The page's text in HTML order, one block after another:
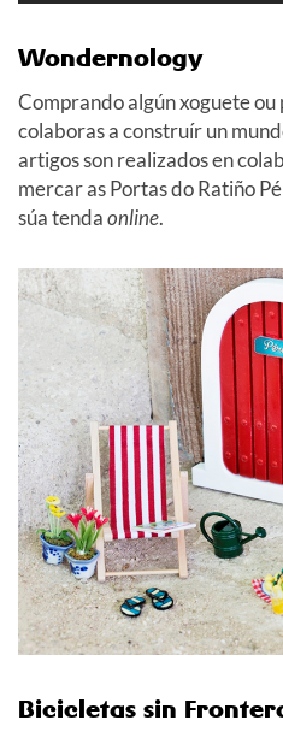
Wondernology
Comprando algún xoguete
colaboras a construír un
artigos son realizados en
mercar as Portas do Ratiño
súa tendaonline.
Bicicletas sin